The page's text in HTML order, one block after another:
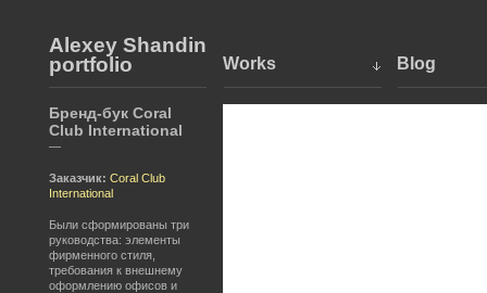
Alexey Shandin
portfolio
Works Blog
Бренд-бук Coral
Club International
—
Заказчик: Coral Club
International
Были сформированы три
руководства: элементы
фирменного стиля,
требования к внешнему
оформлению офисов и